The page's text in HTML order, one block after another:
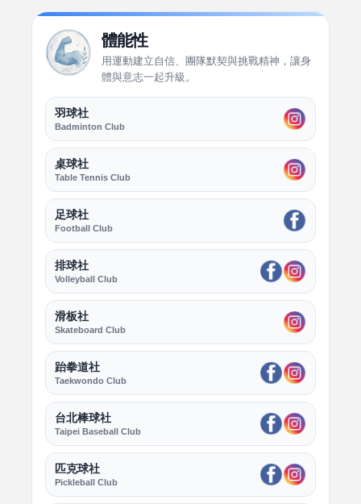
體能性
用運動建立自信、團隊默契與挑戰精神，讓身
體與意志一起升級。
羽球社
Badminton Club
桌球社
Table Tennis Club
足球社
Football Club
排球社
Volleyball Club
滑板社
Skateboard Club
跆拳道社
Taekwondo Club
台北棒球社
Taipei Baseball Club
匹克球社
Pickleball Club